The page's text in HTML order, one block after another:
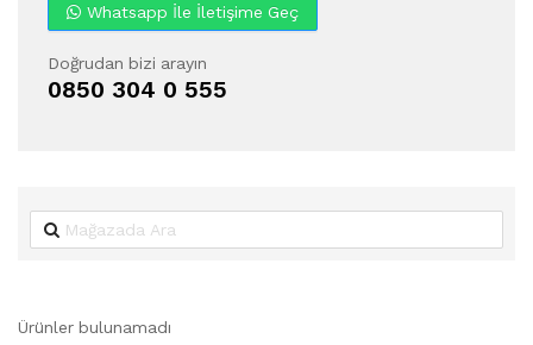
Whatsapp İle İletişime Geç
Doğrudan bizi arayın
0850 304 0 555
Ürünler bulunamadı